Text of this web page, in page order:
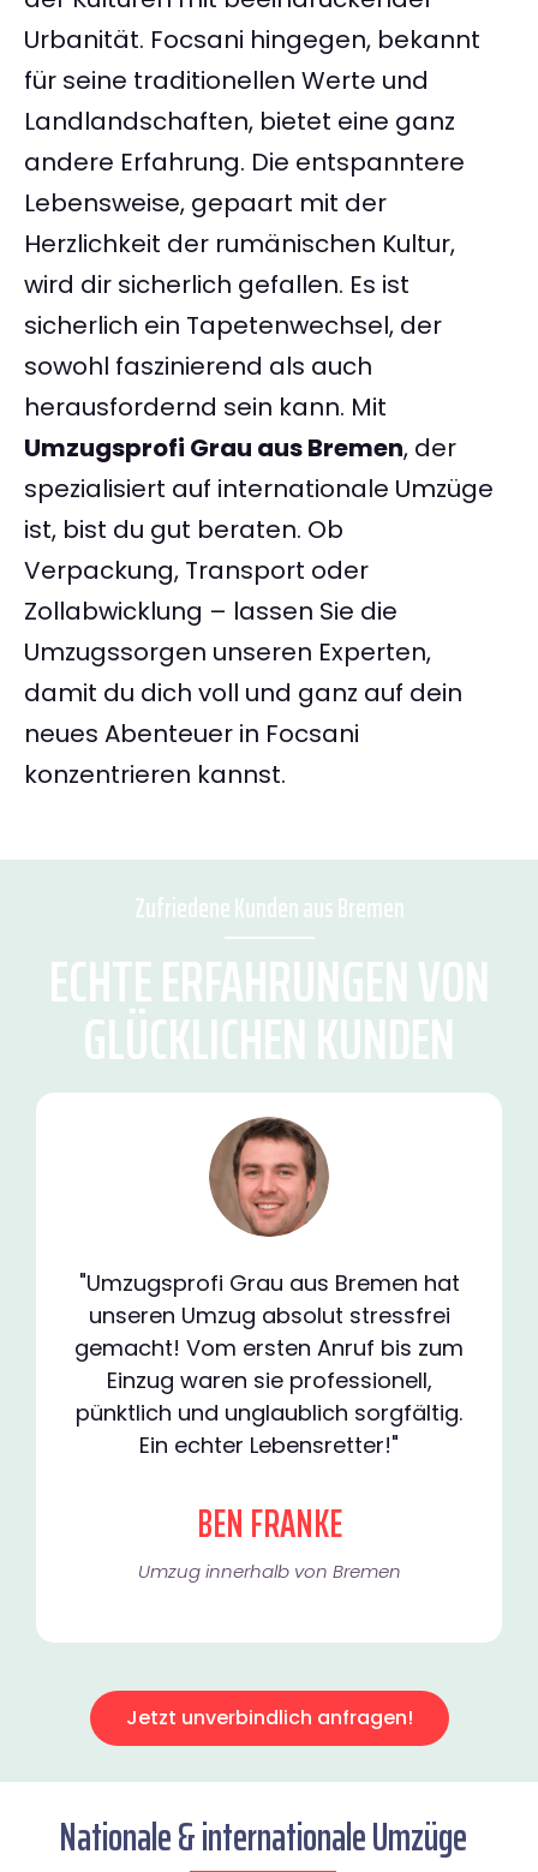
Urbanität. Focsani hingegen, bekannt
für seine traditionellen Werte und
Landlandschaften, bietet eine ganz
andere Erfahrung. Die entspanntere
Lebensweise, gepaart mit der
Herzlichkeit der rumänischen Kultur,
wird dir sicherlich gefallen. Es ist
sicherlich ein Tapetenwechsel, der
sowohl faszinierend als auch
herausfordernd sein kann. Mit
Umzugsprofi Grau aus Bremen, der
spezialisiert auf internationale Umzüge
ist, bist du gut beraten. Ob
Verpackung, Transport oder
Zollabwicklung – lassen Sie die
Umzugssorgen unseren Experten,
damit du dich voll und ganz auf dein
neues Abenteuer in Focsani
konzentrieren kannst.
Zufriedene Kunden aus Bremen
ECHTE ERFAHRUNGEN VON
GLÜCKLICHEN KUNDEN
"Umzugsprofi Grau aus Bremen hat
unseren Umzug absolut stressfrei
gemacht! Vom ersten Anruf bis zum
Einzug waren sie professionell,
pünktlich und unglaublich sorgfältig.
Ein echter Lebensretter!"
BEN FRANKE
Umzug innerhalb von Bremen​
Jetzt unverbindlich anfragen!
Nationale & internationale Umzüge